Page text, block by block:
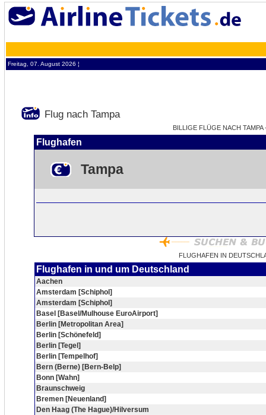
Freitag, 07. August 2026 ¦
Flug nach Tampa
BILLIGE FLÜGE NACH
Flughafen
Tampa
FLUGHAFEN IN
Flughafen in und um Deutschland
Aachen
Amsterdam [Schiphol]
Amsterdam [Schiphol]
Basel [Basel/Mulhouse EuroAirport]
Berlin [Metropolitan Area]
Berlin [Schönefeld]
Berlin [Tegel]
Berlin [Tempelhof]
Bern (Berne) [Bern-Belp]
Bonn [Wahn]
Braunschweig
Bremen [Neuenland]
Den Haag (The Hague)/Hilversum